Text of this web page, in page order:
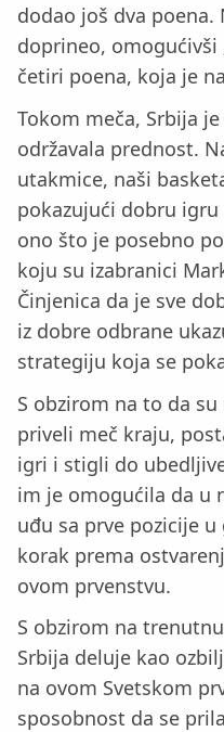
dodao još dva poena.
doprineo, omogućivši
četiri poena, koja je
Tokom meča, Srbija
održavala prednost.
utakmice, naši
pokazujući dobru
ono što je posebno
koju su izabranici
Činjenica da je sve
iz dobre odbrane
strategiju koja se
S obzirom na to da
priveli meč kraju,
igri i stigli do
im je omogućila da u
uđu sa prve pozicije
korak prema
ovom prvenstvu.
S obzirom na
Srbija deluje kao
na ovom Svetskom
sposobnost da se